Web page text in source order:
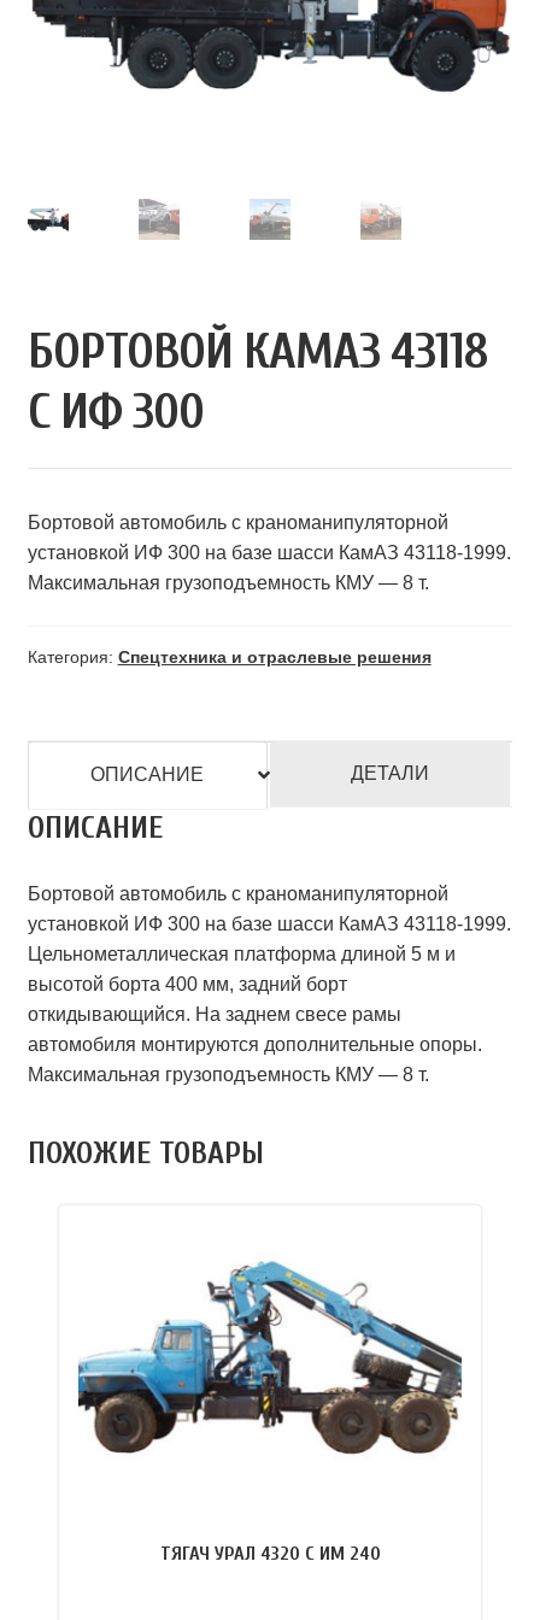
БОРТОВОЙ КАМАЗ 43118
С ИФ 300
Бортовой автомобиль с краноманипуляторной
установкой ИФ 300 на базе шасси КамАЗ 43118-1999.
Максимальная грузоподъемность КМУ — 8 т.
Категория: Спецтехника и отраслевые решения
ОПИСАНИЕ ДЕТАЛИ
ОПИСАНИЕ
Бортовой автомобиль с краноманипуляторной
установкой ИФ 300 на базе шасси КамАЗ 43118-1999.
Цельнометаллическая платформа длиной 5 м и
высотой борта 400 мм, задний борт
откидывающийся. На заднем свесе рамы
автомобиля монтируются дополнительные опоры.
Максимальная грузоподъемность КМУ — 8 т.
ПОХОЖИЕ ТОВАРЫ
ТЯГАЧ УРАЛ 4320 С ИМ 240